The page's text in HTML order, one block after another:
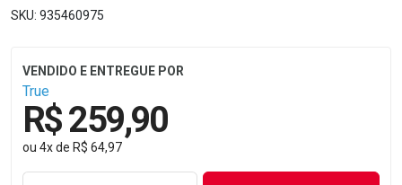
935460975
True
R$ 259,90
ou 4xde R$ 64,97